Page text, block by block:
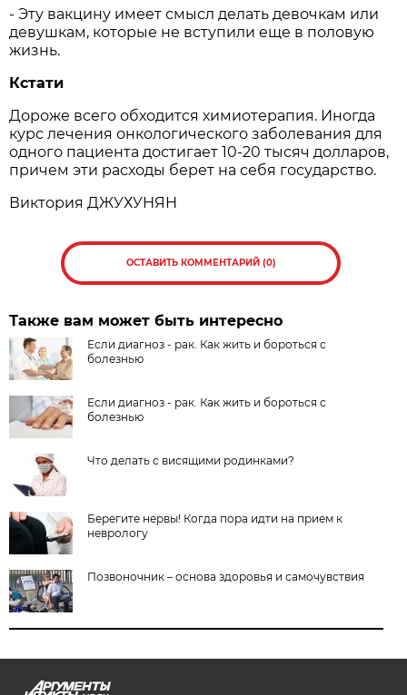
- Эту вакцину имеет смысл делать девочкам или
девушкам, которые не вступили еще в половую
жизнь.
Кстати
Дороже всего обходится химиотерапия. Иногда
курс лечения онкологического заболевания для
одного пациента достигает 10-20 тысяч долларов,
причем эти расходы берет на себя государство.
Виктория ДЖУХУНЯН
ОСТАВИТЬ КОММЕНТАРИЙ (0)
Также вам может быть интересно
Если диагноз - рак. Как жить и бороться с
болезнью
Если диагноз - рак. Как жить и бороться с
болезнью
Что делать с висящими родинками?
Берегите нервы! Когда пора идти на прием к
неврологу
Позвоночник – основа здоровья и самочувствия